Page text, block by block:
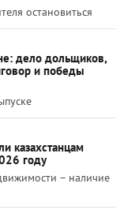
остановиться
дело дольщиков,
и победы
казахстанцам
году
– наличие